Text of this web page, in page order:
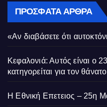
ΠΡΌΣΦΑΤΑ ΆΡΘΡΑ
«Αν διαβάσετε ότι
Κεφαλονιά: Αυτός είναι ο
κατηγορείται για τον
Η Εθνική Επετειος – 25η